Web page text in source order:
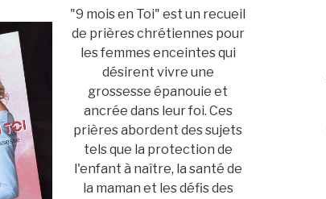
"9 mois en Toi" est un recueil
de prières chrétiennes pour
les femmes enceintes qui
désirent vivre une
grossesse épanouie et
ancrée dans leur foi. Ces
prières abordent des sujets
tels que la protection de
l'enfant à naître, la santé de
la maman et les défis des